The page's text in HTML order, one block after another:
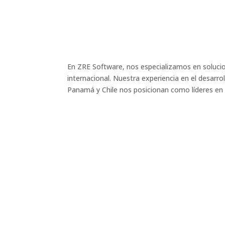
En ZRE Software, nos especializamos en
internacional. Nuestra experiencia en el
Panamá y Chile nos posicionan como líderes